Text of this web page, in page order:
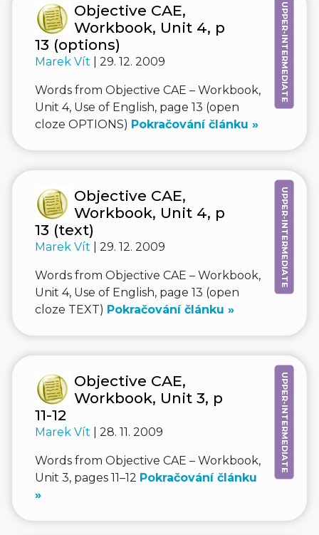
UPPER-INTERMEDIATE
Objective CAE,
Workbook, Unit 4, p
13 (options)
Marek Vít | 29. 12. 2009
Words from Objective CAE – Workbook,
Unit 4, Use of English, page 13 (open
cloze OPTIONS) Pokračování článku »
UPPER-INTERMEDIATE
Objective CAE,
Workbook, Unit 4, p
13 (text)
Marek Vít | 29. 12. 2009
Words from Objective CAE – Workbook,
Unit 4, Use of English, page 13 (open
cloze TEXT) Pokračování článku »
UPPER-INTERMEDIATE
Objective CAE,
Workbook, Unit 3, p
11-12
Marek Vít | 28. 11. 2009
Words from Objective CAE – Workbook,
Unit 3, pages 11–12 Pokračování článku
»